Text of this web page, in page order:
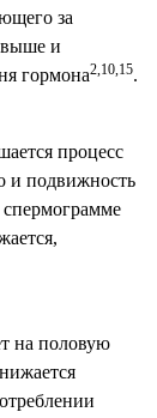
за
выше и
гормона2,10,15.
процесс
и подвижность
на половую